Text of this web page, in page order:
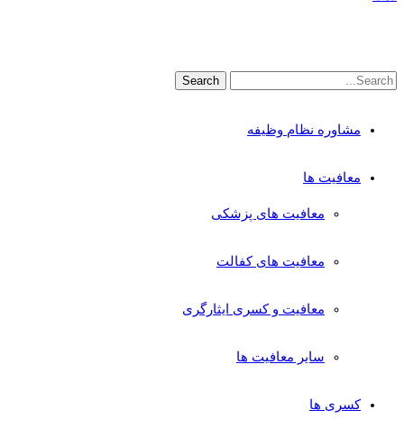
مشاوره نظام وظیفه
معافیت ها
معافیت های پزشکی
معافیت های کفالت
معافیت و کسری ایثارگری
سایر معافیت ها
کسری ها